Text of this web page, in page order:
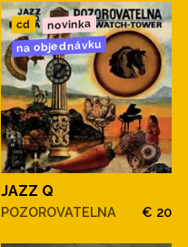
cd novinka
na objednávku
JAZZ Q
POZOROVATELNA € 20